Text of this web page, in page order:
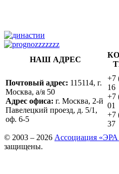
НАШ АДРЕС
Почтовый адрес: 115114, г.
Москва, а/я 50
Адрес офиса: г. Москва, 2-й
Павелецкий проезд, д. 5/1,
оф. 6-5
+7
16
+7
01
+7
37
© 2003 – 2026 Ассоциация «ЭРА
защищены.